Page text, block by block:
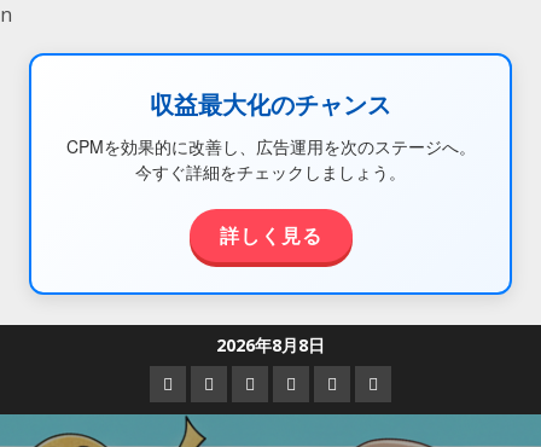
n
収益最大化のチャンス
CPMを効果的に改善し、広告運用を次のステージへ。
今すぐ詳細をチェックしましょう。
詳しく見る
2026年8月8日